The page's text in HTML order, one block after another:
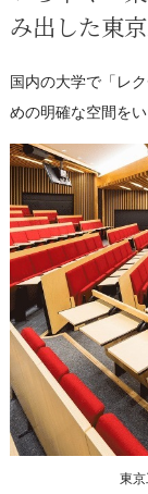
み出した東
国内の大学で「レ
めの明確な空間を
東